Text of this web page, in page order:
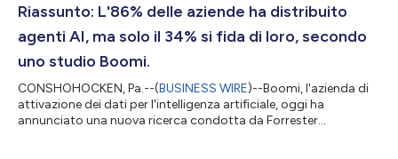
Riassunto: L'86% delle aziende ha distribuito
agenti AI, ma solo il 34% si fida di loro, secondo
uno studio Boomi.
CONSHOHOCKEN, Pa.--(BUSINESS WIRE)--Boomi, l'azienda di
attivazione dei dati per l'intelligenza artificiale, oggi ha
annunciato una nuova ricerca condotta da Forrester